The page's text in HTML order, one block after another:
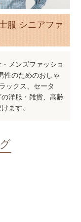
服 シニアファ
メンズファッショ
性のためのおしゃ
ックス、セータ
洋服・雑貨、高齢
ます。